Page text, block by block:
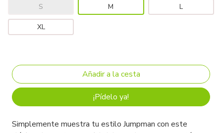
S M L
XL
¡Pídelo ya!
Simplemente muestra tu estilo Jumpman con este